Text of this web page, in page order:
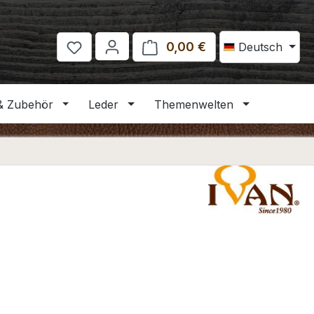
Deutsch
0,00 € Warenkorb
Zubehör Leder Themenwelten